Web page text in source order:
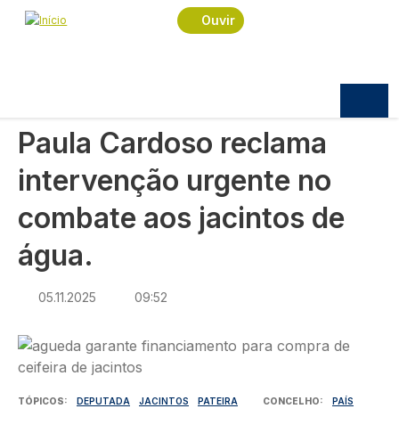
Passar para o conteúdo principal
Ouvir
Navegação estrutural
Início
Sociedade
Paula Cardoso reclama intervenção urgente no
Paula Cardoso reclama
intervenção urgente no
combate aos jacintos de
água.
05.11.2025 09:52
Imagem
TÓPICOS DEPUTADA JACINTOS PATEIRA CONCELHO PAÍS